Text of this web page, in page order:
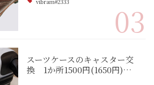
03
スーツケースのキャスター交
換 1か所1500円(1650円)…